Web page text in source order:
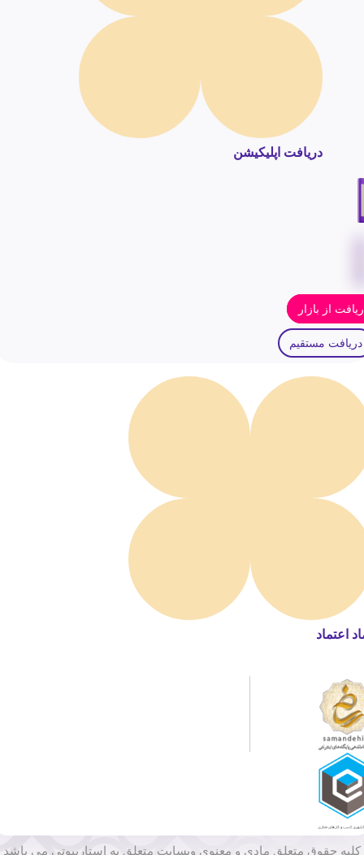
دریافت اپلیکیشن
از بازار
دریافت مستقیم
اعتماد
کلیه حقوق متعلق مادی و معنوی وبسایت متعلق به استاربیوتی می باشد